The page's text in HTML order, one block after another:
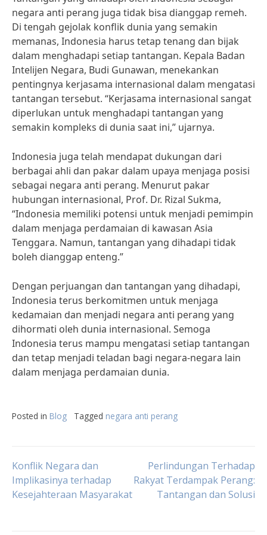
negara anti perang juga tidak bisa dianggap remeh.
Di tengah gejolak konflik dunia yang semakin
memanas, Indonesia harus tetap tenang dan bijak
dalam menghadapi setiap tantangan. Kepala Badan
Intelijen Negara, Budi Gunawan, menekankan
pentingnya kerjasama internasional dalam mengatasi
tantangan tersebut. “Kerjasama internasional sangat
diperlukan untuk menghadapi tantangan yang
semakin kompleks di dunia saat ini,” ujarnya.
Indonesia juga telah mendapat dukungan dari
berbagai ahli dan pakar dalam upaya menjaga posisi
sebagai negara anti perang. Menurut pakar
hubungan internasional, Prof. Dr. Rizal Sukma,
“Indonesia memiliki potensi untuk menjadi pemimpin
dalam menjaga perdamaian di kawasan Asia
Tenggara. Namun, tantangan yang dihadapi tidak
boleh dianggap enteng.”
Dengan perjuangan dan tantangan yang dihadapi,
Indonesia terus berkomitmen untuk menjaga
kedamaian dan menjadi negara anti perang yang
dihormati oleh dunia internasional. Semoga
Indonesia terus mampu mengatasi setiap tantangan
dan tetap menjadi teladan bagi negara-negara lain
dalam menjaga perdamaian dunia.
Posted in Blog Tagged negara anti perang
Post
navigation
Konflik Negara dan
Implikasinya terhadap
Kesejahteraan Masyarakat
Perlindungan Terhadap
Rakyat Terdampak Perang:
Tantangan dan Solusi